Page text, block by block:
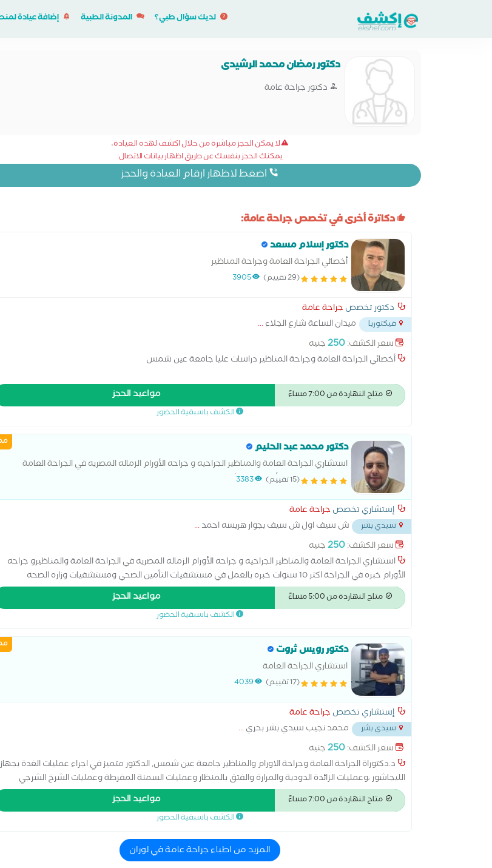
لديك سؤال طبي؟ المدونة الطبية إضافة عيادة
دكتور رمضان محمد الرشيدى
دكتور جراحة عامة
لا يمكن الحجز مباشرة من خلال اكشف لهذه العيادة،
يمكنك الحجز بنفسك عن طريق اظهار بيانات الاتصال:
اضغط لاظهار ارقام العيادة والحجز
دكاترة أخرى في تخصص جراحة عامة:
دكتور إسلام مسعد
أخصائي الجراحة العامة وجراحة المناظير
(29 تقييم) 3905
دكتور تخصص جراحة عامة
فيكتوريا ميدان الساعة شارع الجلاء...
سعر الكشف:250جنيه
أخصائي الجراحة العامة وجراحة المناظير دراسات عليا جامعة عين شمس
متاح النهاردة من 7:00 مساءً مواعيد الحجز
الكشف باسبقية الحضور
دكتور محمد عبد الحليم
استشاري الجراحة العامة والمناظير الجراحيه و جراحه الأورام الزماله المصريه في الجراحة العامة
والمناظير و جراحه الأورام بمستشفى ابوقير العام
(15 تقييم) 3383
إستشاري تخصص جراحة عامة
سيدي بشر ش سيف اول ش سيف بجوار هريسه احمد...
سعر الكشف:250جنيه
استشاري الجراحة العامة والمناظير الجراحيه و جراحه الأورام الزماله المصريه في الجراحة العامة والمناظيرو جراحه
الأورام خبره في الجراحة اكتر 10 سنوات خبره بالعمل في مستشفيات التأمين الصحي ومستشفيات وزاره الصحه
استشاري الجراحة العامة في مستشفى ابوقير العام جراحه عامه و جراحه المناظير
متاح النهاردة من 5:00 مساءً مواعيد الحجز
الكشف باسبقية الحضور
دكتور رويس ثروت
استشاري الجراحة العامة
(17 تقييم) 4039
إستشاري تخصص جراحة عامة
سيدي بشر محمد نجيب سيدي بشر بحري...
سعر الكشف:250جنيه
د.دكتوراة الجراحة العامة وجراحة الاورام والمناظير جامعة عين شمس, الدكتور متميز في اجراء عمليات الغدة بجهاز
الليجاشور ،وعمليات الزائدة الدودية والمرارة والفتق بالمنظار وعمليات السمنة المفرطة وعمليات الشرخ الشرجي
والبواسير بالليزر
متاح النهاردة من 7:00 مساءً مواعيد الحجز
الكشف باسبقية الحضور
المزيد من اطباء جراحة عامة في لوران